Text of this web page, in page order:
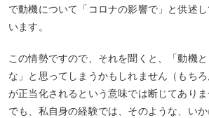
で動機について「コロナの影響で」と供述
います。
この情勢ですので、それを聞くと、「動機
な」と思ってしまうかもしれません（もち
が正当化されるという意味では断じてありま
でも、私自身の経験では、そのような、い